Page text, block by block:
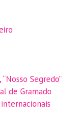
Segredo”
de Gramado